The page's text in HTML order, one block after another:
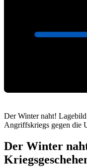
Der Winter naht! Lagebild
Angriffskriegs gegen die
Der Winter